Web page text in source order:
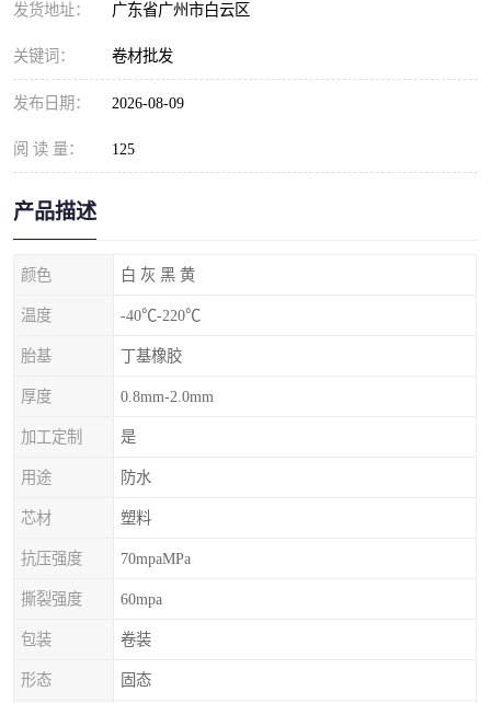
发货地址： 广东省广州市白云区
关键词： 卷材批发
发布日期： 2026-08-09
阅 读 量： 125
产品描述
颜色 白 灰 黑 黄
温度 -40℃-220℃
胎基 丁基橡胶
厚度 0.8mm-2.0mm
加工定制 是
用途 防水
芯材 塑料
抗压强度 70mpaMPa
撕裂强度 60mpa
包装 卷装
形态 固态